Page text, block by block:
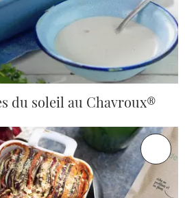
du soleil au Chavroux®